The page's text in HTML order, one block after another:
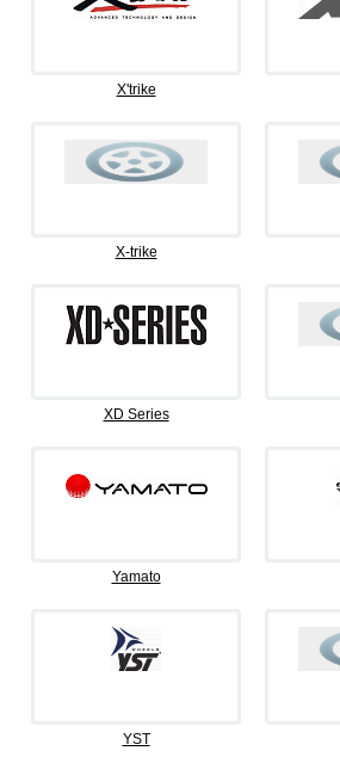
X'trike
X-trike
XD Series
Yamato
YST